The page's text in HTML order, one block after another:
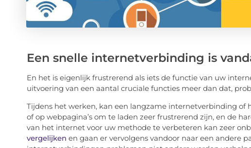
Een snelle internetverbinding is
En het is eigenlijk frustrerend als iets de functie van uw
uitvoering van een aantal cruciale functies meer dan dat,
Tijdens het werken, kan een langzame internetverbinding of
of op webpagina’s om te laden zeer frustrerend zijn, en de
van het internet voor uw methode te verbeteren kan zeer
vergelijken en gaan er vervolgens vandoor naar een andere